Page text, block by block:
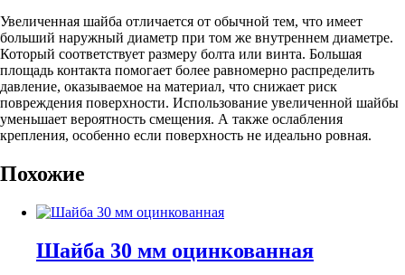
Увеличенная шайба отличается от обычной тем, что имеет
больший наружный диаметр при том же внутреннем диаметре.
Который соответствует размеру болта или винта. Большая
площадь контакта помогает более равномерно распределить
давление, оказываемое на материал, что снижает риск
повреждения поверхности. Использование увеличенной шайбы
уменьшает вероятность смещения. А также ослабления
крепления, особенно если поверхность не идеально ровная.
Похожие
Шайба 30 мм оцинкованная